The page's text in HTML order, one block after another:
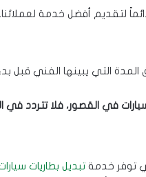
لتقديم أفضل خدمة لعملائنا.
التي يبينها الفني قبل
في القصور، فلا تتردد في
توفر خدمة تبديل بطاريات